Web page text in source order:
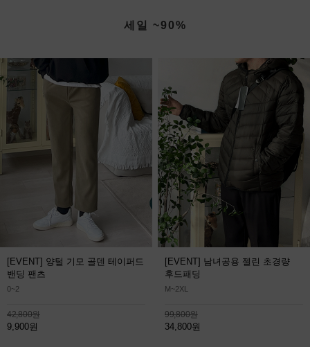
세일 ~90%
[EVENT] 양털 기모 골덴 테이퍼드
밴딩 팬츠
0~2
42,800원
9,900원
[EVENT] 남녀공용 젤린 초경량
후드패딩
M~2XL
99,800원
34,800원